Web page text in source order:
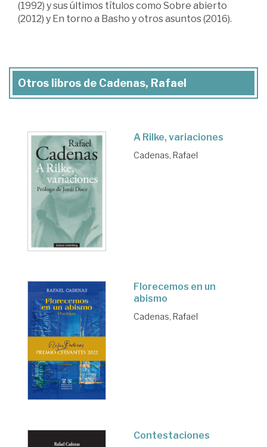
(1992) y sus últimos títulos como Sobre abierto
(2012) y En torno a Basho y otros asuntos (2016).
Otros libros de Cadenas, Rafael
A Rilke, variaciones
Cadenas, Rafael
Florecemos en un
abismo
Cadenas, Rafael
Contestaciones